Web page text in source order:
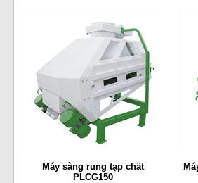
Máy sàng rung tạp chất
PLCG150